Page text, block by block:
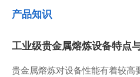
产品知识
工业级贵金属熔炼设备特点
贵金属熔炼对设备性能有着较高